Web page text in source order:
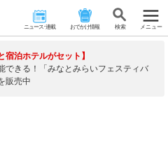
ニュース･連載 おでかけ情報 検 索 メニュー
宿泊ホテルがセット】
できる！「みなとみらいフェスティバ
販売中